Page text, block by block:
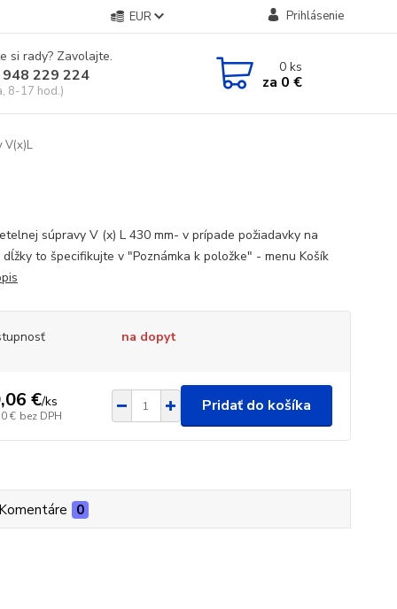
EUR Prihlásenie
si rady? Zavolajte.
229 224
8-17 hod.)
0ks
za 0 €
V(x)L
súpravy V (x) L 430 mm- v prípade požiadavky na
to špecifikujte v "Poznámka k položke" - menu Košík
na dopyt
€/ks
€ bez DPH
Pridať do košíka
0